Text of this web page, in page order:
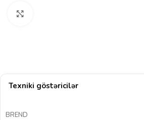
Texniki göstəricilər
BREND